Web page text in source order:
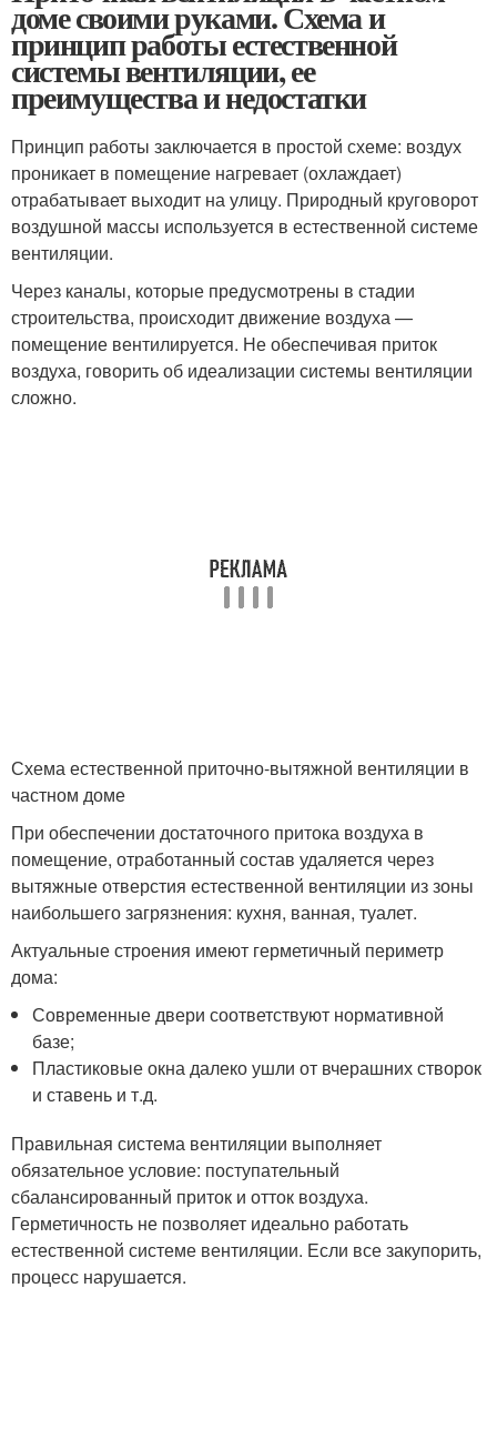
доме своими руками. Схема и
принцип работы естественной
системы вентиляции, ее
преимущества и недостатки
Принцип работы заключается в простой схеме: воздух
проникает в помещение нагревает (охлаждает)
отрабатывает выходит на улицу. Природный круговорот
воздушной массы используется в естественной системе
вентиляции.
Через каналы, которые предусмотрены в стадии
строительства, происходит движение воздуха —
помещение вентилируется. Не обеспечивая приток
воздуха, говорить об идеализации системы вентиляции
сложно.
Схема естественной приточно-вытяжной вентиляции в
частном доме
При обеспечении достаточного притока воздуха в
помещение, отработанный состав удаляется через
вытяжные отверстия естественной вентиляции из зоны
наибольшего загрязнения: кухня, ванная, туалет.
Актуальные строения имеют герметичный периметр
дома:
Современные двери соответствуют нормативной
базе;
Пластиковые окна далеко ушли от вчерашних створок
и ставень и т.д.
Правильная система вентиляции выполняет
обязательное условие: поступательный
сбалансированный приток и отток воздуха.
Герметичность не позволяет идеально работать
естественной системе вентиляции. Если все закупорить,
процесс нарушается.